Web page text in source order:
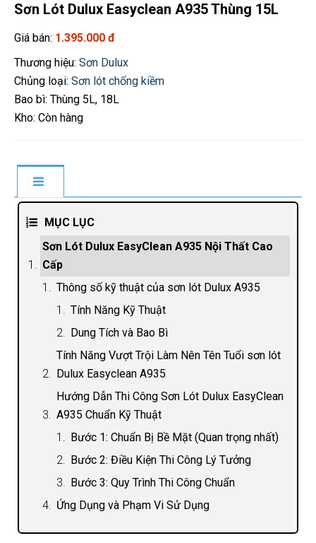
Sơn Lót Dulux Easyclean A935 Thùng 15L
Giá bán: 1.395.000 đ
Thương hiệu: Sơn Dulux
Chủng loại: Sơn lót chống kiềm
Bao bì: Thùng 5L, 18L
Kho: Còn hàng
MỤC LỤC
Sơn Lót Dulux EasyClean A935 Nội Thất Cao
Cấp
Thông số kỹ thuật của sơn lót Dulux A935
Tính Năng Kỹ Thuật
Dung Tích và Bao Bì
Tính Năng Vượt Trội Làm Nên Tên Tuổi sơn lót
Dulux Easyclean A935
Hướng Dẫn Thi Công Sơn Lót Dulux EasyClean
A935 Chuẩn Kỹ Thuật
Bước 1: Chuẩn Bị Bề Mặt (Quan trọng nhất)
Bước 2: Điều Kiện Thi Công Lý Tưởng
Bước 3: Quy Trình Thi Công Chuẩn
Ứng Dụng và Phạm Vi Sử Dụng